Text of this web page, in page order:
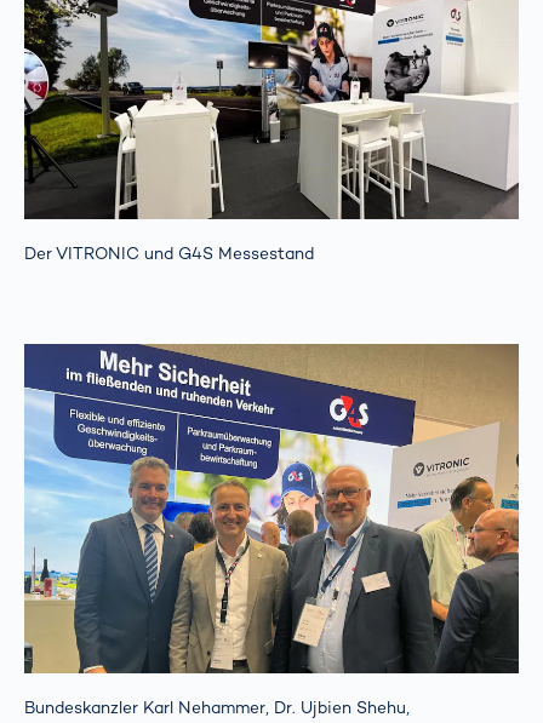
Der VITRONIC und G4S Messestand
Bundeskanzler Karl Nehammer, Dr. Ujbien Shehu,